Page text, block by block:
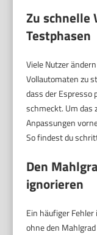
Zu schnelle
Testphasen
Viele Nutzer
Vollautomaten zu
dass der Espresso
schmeckt. Um das
Anpassungen
So findest du
Den
ignorieren
Ein häufiger
ohne den